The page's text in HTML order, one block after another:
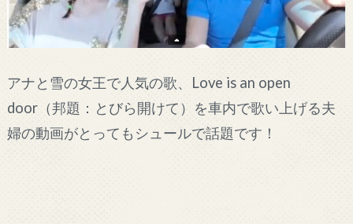
アナと雪の女王で人気の歌、Love is an open
door（邦題：とびら開けて）を車内で歌い上げる夫
婦の動画がとってもシュールで話題です！